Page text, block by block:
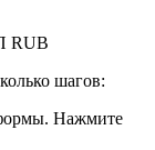
RUB
шагов:
Нажмите